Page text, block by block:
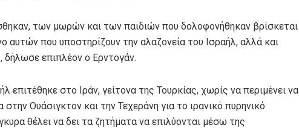
των μωρών και των παιδιών που δολοφονήθηκαν βρίσκεται
αυτών που υποστηρίζουν την αλαζονεία του Ισραήλ, αλλά και
επιπλέον ο Ερντογάν.
επιτέθηκε στο Ιράν, γείτονα της Τουρκίας, χωρίς να περιμένει να
Ουάσιγκτον και την Τεχεράνη για το ιρανικό πυρηνικό
θέλει να δει τα ζητήματα να επιλύονται μέσω της